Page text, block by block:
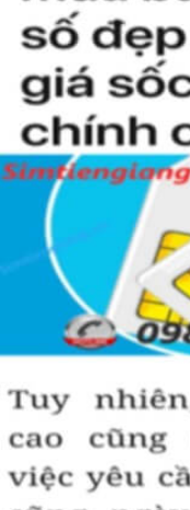
người khác cũng sẽ biết
nào rồi?
Hướng dẫn mua
Simtiengiang.vn.
Sim Tiền Giang là đơn vị
tín chất lượng.
Chọn mua sim số đẹp
một số phải vừa đẹp,